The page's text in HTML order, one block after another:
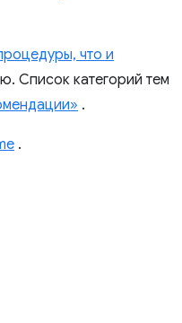
что и
Список категорий тем
.
.